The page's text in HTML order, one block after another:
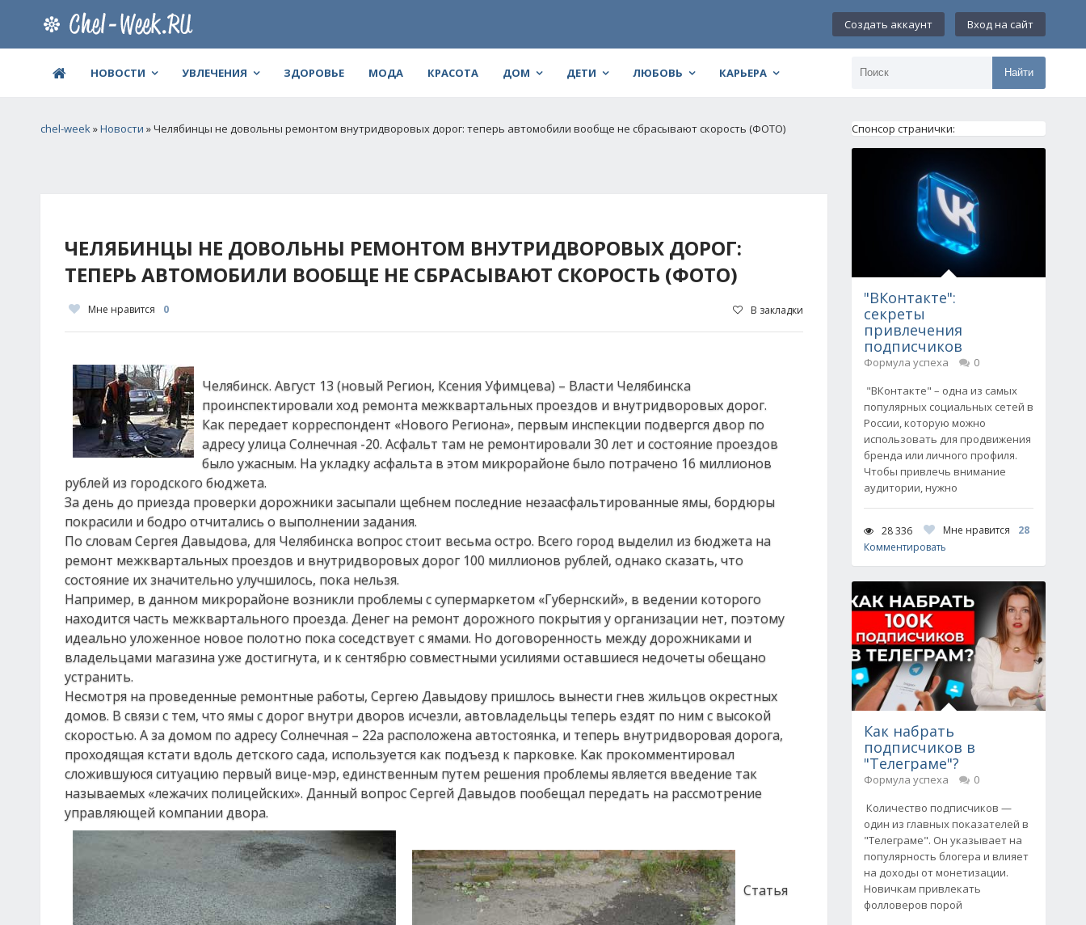
Создать аккаунт Вход на сайт
НОВОСТИ УВЛЕЧЕНИЯ ЗДОРОВЬЕ МОДА КРАСОТА ДОМ ДЕТИ ЛЮБОВЬ КАРЬЕРА Найти
chel-week»Новости » Челябинцы не довольны ремонтом внутридворовых дорог: теперь автомобили вообще не сбрасывают скорость (ФОТО)
ЧЕЛЯБИНЦЫ НЕ ДОВОЛЬНЫ РЕМОНТОМ ВНУТРИДВОРОВЫХ ДОРОГ:
ТЕПЕРЬ АВТОМОБИЛИ ВООБЩЕ НЕ СБРАСЫВАЮТ СКОРОСТЬ (ФОТО)
Мне нравится 0 В закладки
Челябинск. Август 13 (новый Регион, Ксения Уфимцева) – Власти Челябинска
проинспектировали ход ремонта межквартальных проездов и внутридворовых дорог.
Как передает корреспондент «Нового Региона», первым инспекции подвергся двор по
адресу улица Солнечная -20. Асфальт там не ремонтировали 30 лет и состояние проездов
было ужасным. На укладку асфальта в этом микрорайоне было потрачено 16 миллионов
рублей из городского бюджета.
За день до приезда проверки дорожники засыпали щебнем последние незаасфальтированные ямы, бордюры
покрасили и бодро отчитались о выполнении задания.
По словам Сергея Давыдова, для Челябинска вопрос стоит весьма остро. Всего город выделил из бюджета на
ремонт межквартальных проездов и внутридворовых дорог 100 миллионов рублей, однако сказать, что
состояние их значительно улучшилось, пока нельзя.
Например, в данном микрорайоне возникли проблемы с супермаркетом «Губернский», в ведении которого
находится часть межквартального проезда. Денег на ремонт дорожного покрытия у организации нет, поэтому
идеально уложенное новое полотно пока соседствует с ямами. Но договоренность между дорожниками и
владельцами магазина уже достигнута, и к сентябрю совместными усилиями оставшиеся недочеты обещано
устранить.
Несмотря на проведенные ремонтные работы, Сергею Давыдову пришлось вынести гнев жильцов окрестных
домов. В связи с тем, что ямы с дорог внутри дворов исчезли, автовладельцы теперь ездят по ним с высокой
скоростью. А за домом по адресу Солнечная – 22а расположена автостоянка, и теперь внутридворовая дорога,
проходящая кстати вдоль детского сада, используется как подъезд к парковке. Как прокомментировал
сложившуюся ситуацию первый вице-мэр, единственным путем решения проблемы является введение так
называемых «лежачих полицейских». Данный вопрос Сергей Давыдов пообещал передать на рассмотрение
управляющей компании двора.
Статья
Спонсор странички:
"ВКонтакте":
секреты
привлечения
подписчиков
Формула успеха
0
"ВКонтакте" – одна из самых
популярных социальных сетей в
России, которую можно
использовать для продвижения
бренда или личного профиля.
Чтобы привлечь внимание
аудитории, нужно
28 336 Мне нравится
28
Комментировать
Как набрать
подписчиков в
"Телеграме"?
Формула успеха
0
Количество подписчиков —
один из главных показателей в
"Телеграме". Он указывает на
популярность блогера и влияет
на доходы от монетизации.
Новичкам привлекать
фолловеров порой